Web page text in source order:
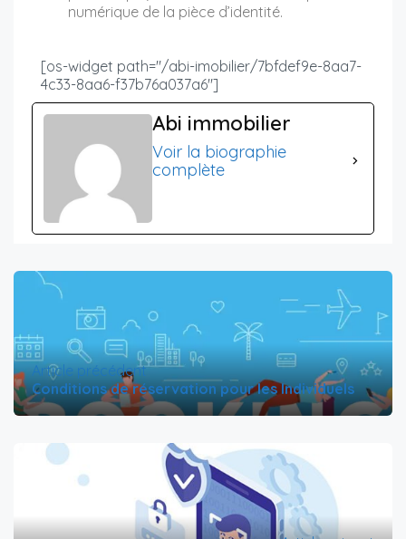
numérique de la pièce d’identité.
[os-widget path="/abi-imobilier/7bfdef9e-8aa7-
4c33-8aa6-f37b76a037a6"]
Abi immobilier
Voir la biographie
complète
Article précédent
Conditions de réservation pour les Individuels